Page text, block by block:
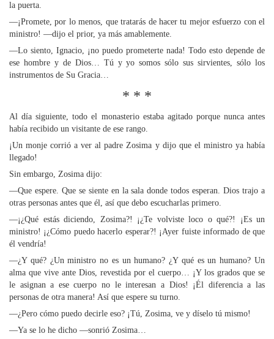
la puerta.
—¡Promete, por lo menos, que tratarás de hacer tu mejor esfuerzo con el
ministro! —dijo el prior, ya más amablemente.
—Lo siento, Ignacio, ¡no puedo prometerte nada! Todo esto depende de
ese hombre y de Dios… Tú y yo somos sólo sus sirvientes, sólo los
instrumentos de Su Gracia…
* * *
Al día siguiente, todo el monasterio estaba agitado porque nunca antes
había recibido un visitante de ese rango.
¡Un monje corrió a ver al padre Zosima y dijo que el ministro ya había
llegado!
Sin embargo, Zosima dijo:
—Que espere. Que se siente en la sala donde todos esperan. Dios trajo a
otras personas antes que él, así que debo escucharlas primero.
—¡¿Qué estás diciendo, Zosima?! ¡¿Te volviste loco o qué?! ¡Es un
ministro! ¡¿Cómo puedo hacerlo esperar?! ¡Ayer fuiste informado de que
él vendría!
—¿Y qué? ¿Un ministro no es un humano? ¿Y qué es un humano? Un
alma que vive ante Dios, revestida por el cuerpo… ¡Y los grados que se
le asignan a ese cuerpo no le interesan a Dios! ¡Él diferencia a las
personas de otra manera! Así que espere su turno.
—¿Pero cómo puedo decirle eso? ¡Tú, Zosima, ve y díselo tú mismo!
—Ya se lo he dicho —sonrió Zosima…